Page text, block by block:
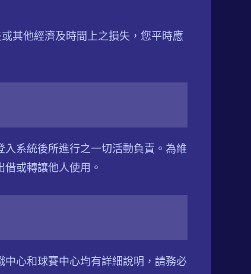
其他經濟及時間上之損失，您平時應
系統後所進行之一切活動負責。為維
或轉讓他人使用。
心和球賽中心均有詳細說明，請務必